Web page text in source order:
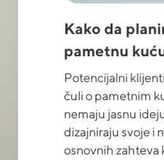
Kako da
pametnu
Potencijalni
čuli o pametnim
nemaju jasnu
dizajniraju svoje i
osnovnih zahteva